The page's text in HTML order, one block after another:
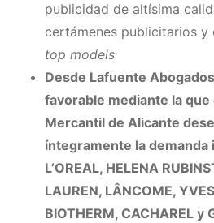
publicidad de altísima
certámenes publicitarios y
top models
Desde Lafuente
favorable mediante la que
Mercantil de Alicante
íntegramente la
L’OREAL, HELENA
LAUREN, LÂNCOME,
BIOTHERM, CACHAREL y